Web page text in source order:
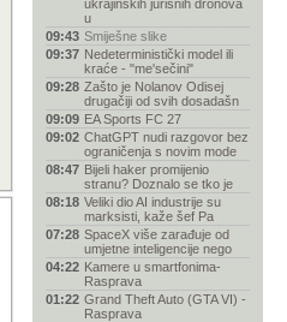
ukrajinskih jurišnih dronova
u
09:43 Smiješne slike
09:37 Nedeterministički model ili
kraće - "me'sečini"
09:28 Zašto je Nolanov Odisej
drugačiji od svih dosadašn
09:09 EA Sports FC 27
09:02 ChatGPT nudi razgovor bez
ograničenja s novim mode
08:47 Bijeli haker promijenio
stranu? Doznalo se tko je
08:18 Veliki dio AI industrije su
marksisti, kaže šef Pa
07:28 SpaceX više zarađuje od
umjetne inteligencije nego
04:22 Kamere u smartfonima-
Rasprava
01:22 Grand Theft Auto (GTA VI) -
Rasprava